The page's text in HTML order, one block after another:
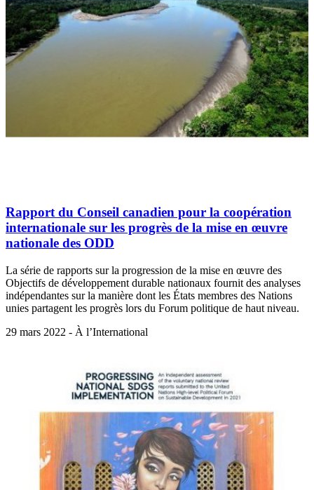
Rapport du Conseil canadien pour la coopération
internationale sur les progrès de la mise en œuvre
nationale des ODD
La série de rapports sur la progression de la mise en œuvre des
Objectifs de développement durable nationaux fournit des analyses
indépendantes sur la manière dont les États membres des Nations
unies partagent les progrès lors du Forum politique de haut niveau.
29 mars 2022 - À l’International